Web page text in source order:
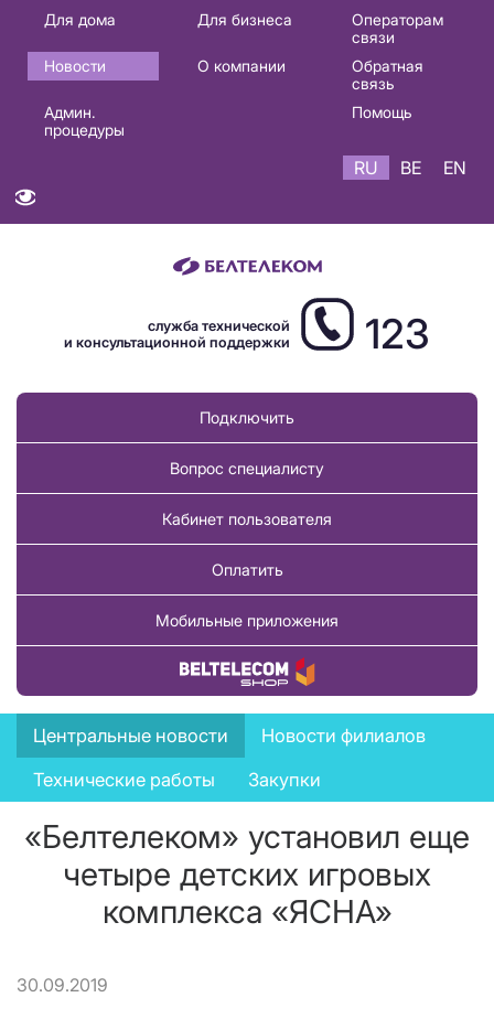
Основная
навигация
RU
Для дома Для бизнеса
Операторам
связи
Новости
О компании
Обратная
связь
Админ.
процедуры
Помощь
RU BE EN
служба технической
и консультационной поддержки
123
Подключить
Вопрос специалисту
Кабинет пользователя
Оплатить
Мобильные приложения
Купить товар
News
menu
Центральные новости
Новости филиалов
Технические работы
Закупки
«Белтелеком» установил еще
четыре детских игровых
комплекса «ЯСНА»
30.09.2019